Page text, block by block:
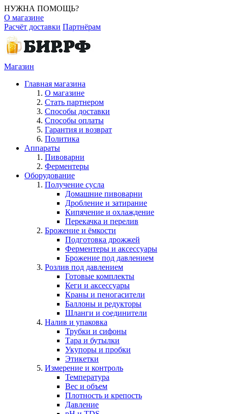
НУЖНА ПОМОЩЬ?
О магазине
Расчёт доставки Партнёрам
Магазин
Главная магазина
О магазине
Стать партнером
Способы доставки
Способы оплаты
Гарантия и возврат
Политика
Аппараты
Пивоварни
Ферментеры
Оборудование
Получение сусла
Домашние пивоварни
Дробление и затирание
Кипячение и охлаждение
Перекачка и перелив
Брожение и ёмкости
Подготовка дрожжей
Ферментеры и аксессуары
Брожение под давлением
Розлив под давлением
Готовые комплекты
Кеги и аксессуары
Краны и пеногасители
Баллоны и редукторы
Шланги и соединители
Налив и упаковка
Трубки и сифоны
Тара и бутылки
Укупоры и пробки
Этикетки
Измерение и контроль
Температура
Вес и объем
Плотность и крепость
Давление